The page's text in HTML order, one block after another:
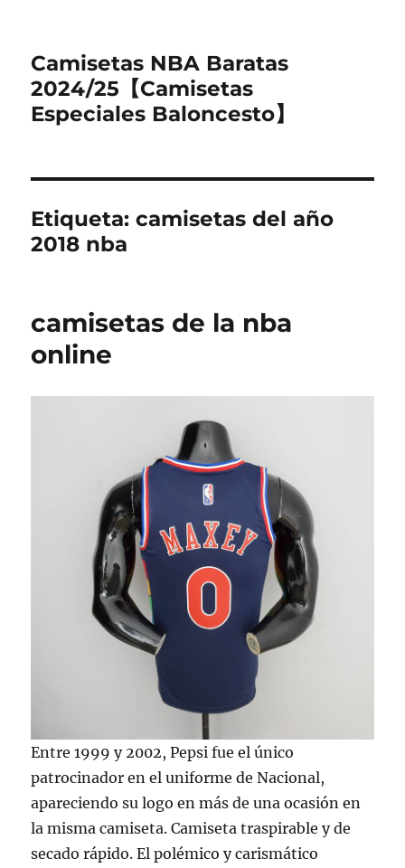
Camisetas NBA Baratas
2024/25【Camisetas
Especiales Baloncesto】
Etiqueta:camisetas del año
2018 nba
camisetas de la nba
online
Entre 1999 y 2002, Pepsi fue el único
patrocinador en el uniforme de Nacional,
apareciendo su logo en más de una ocasión en
la misma camiseta. Camiseta traspirable y de
secado rápido. El polémico y carismático